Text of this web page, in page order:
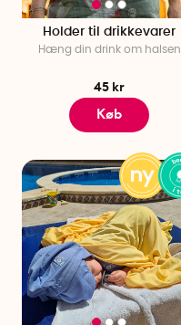
Holder til drikkevarer
Hæng din drink om halsen
45 kr
Køb